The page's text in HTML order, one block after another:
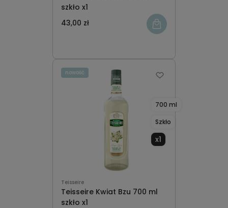
szkło x1
43,00 zł
Teisseire
Teisseire Kwiat Bzu 700 ml
szkło x1
700 ml
Szkło
x1
nowość